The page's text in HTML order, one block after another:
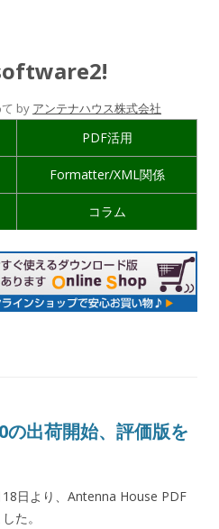
by アンテナハウス株式会社
PDF活用
Formatter/XML関係
コラム
出荷開始、評価版を
日より、Antenna House PDF
た。